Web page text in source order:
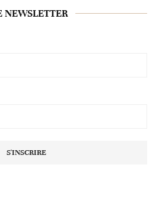
NEWSLETTER